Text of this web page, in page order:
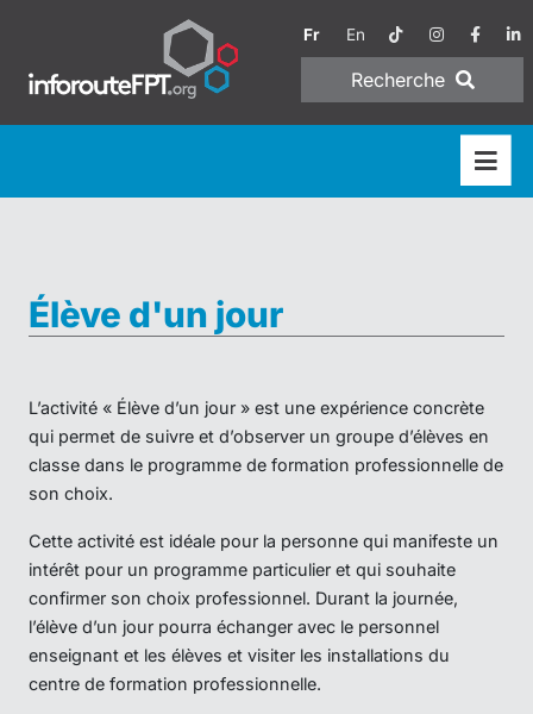
Fr En
Recherche
Élève d'un jour
L’activité « Élève d’un jour » est une expérience concrète
qui permet de suivre et d’observer un groupe d’élèves en
classe dans le programme de formation professionnelle de
son choix.
Cette activité est idéale pour la personne qui manifeste un
intérêt pour un programme particulier et qui souhaite
confirmer son choix professionnel. Durant la journée,
l’élève d’un jour pourra échanger avec le personnel
enseignant et les élèves et visiter les installations du
centre de formation professionnelle.